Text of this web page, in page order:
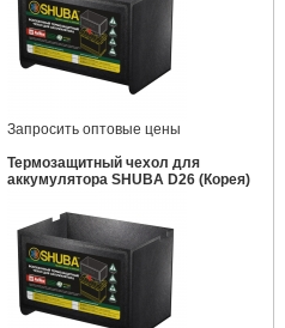
Запросить оптовые цены
Термозащитный чехол для
аккумулятора SHUBA D26 (Корея)